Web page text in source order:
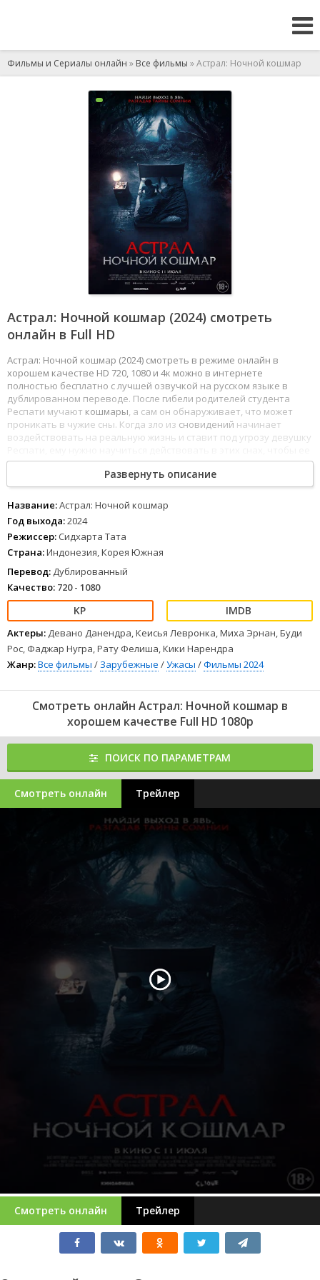
Фильмы и Сериалы онлайн » Все фильмы » Астрал: Ночной кошмар
Астрал: Ночной кошмар (2024) смотреть
онлайн в Full HD
Астрал: Ночной кошмар (2024) смотреть в режиме онлайн в
хорошем качестве HD 720, 1080 и 4к можно в интернете
полностью бесплатно с лучшей озвучкой на русском языке в
дублированном переводе. После гибели родителей студента
Респати мучают кошмары, а сам он обнаруживает, что может
проникать в чужие сны. Когда зло из сновидений начинает
воздействовать на реальную жизнь и ставит под угрозу девушку
спасти.
Развернуть описание
Название:Астрал: Ночной кошмар
Год выхода:2024
Режиссер: Сидхарта Тата
Страна:Индонезия, Корея Южная
Перевод: Дублированный
Качество: 720 - 1080
Актеры: Девано Данендра, Кеисья Левронка, Миха Эрнан, Буди
Рос, Фаджар Нугра, Рату Фелиша, Кики Нарендра
Жанр:Все фильмы / Зарубежные /Ужасы /Фильмы 2024
Смотреть онлайн Астрал: Ночной кошмар в
хорошем качестве Full HD 1080p
ПОИСК ПО ПАРАМЕТРАМ
Смотреть онлайн Трейлер
Смотреть онлайн Трейлер